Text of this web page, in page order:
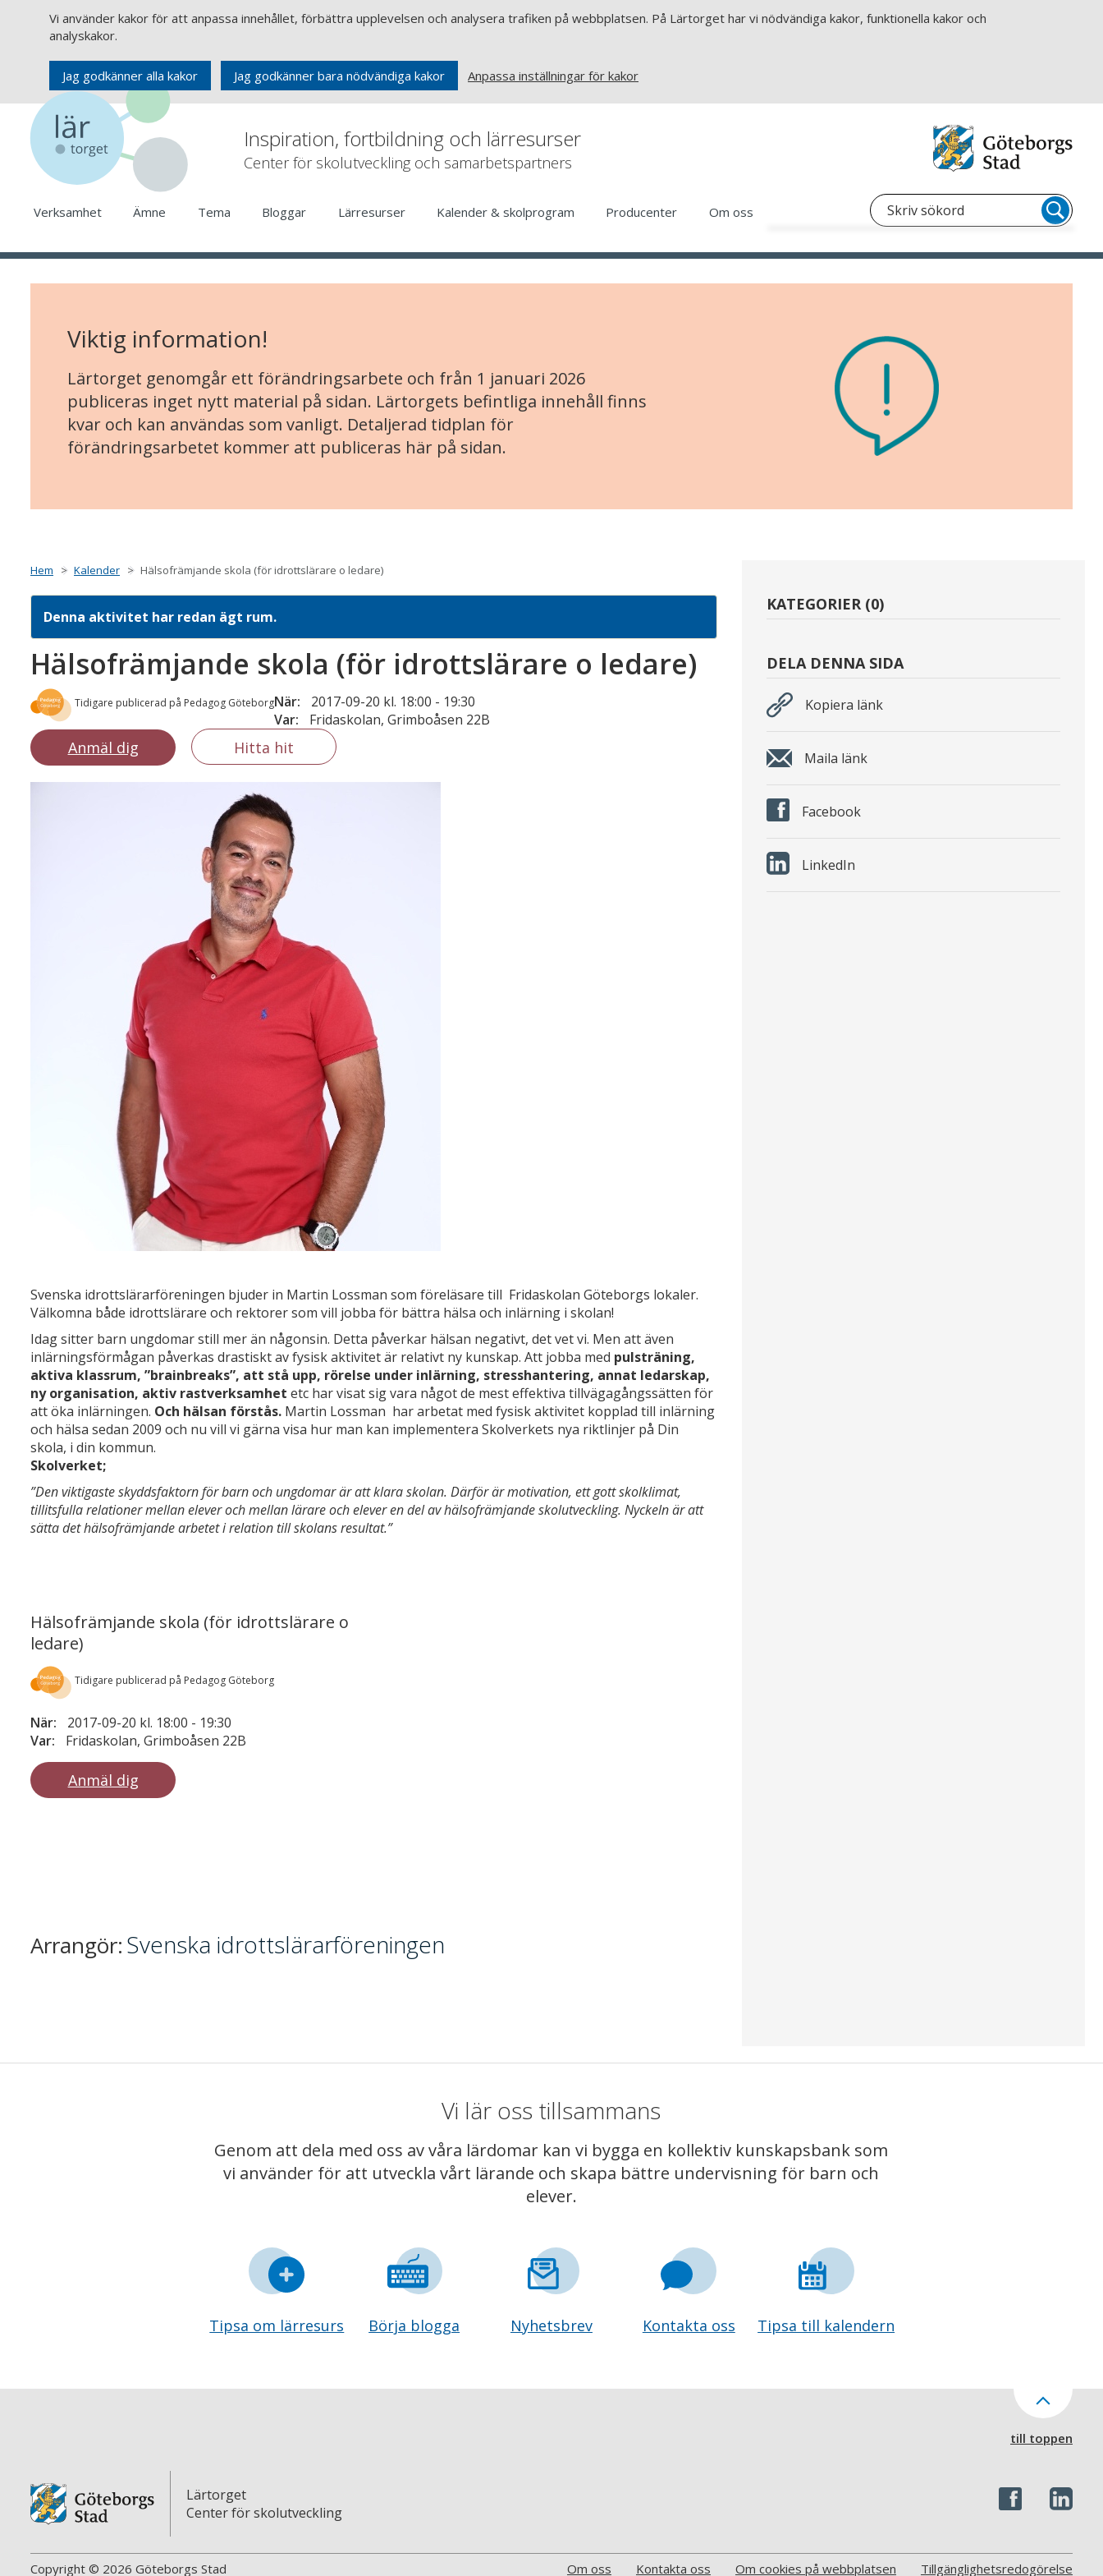
Vi använder kakor för att anpassa innehållet, förbättra upplevelsen och analysera trafiken på webbplatsen. På Lärtorget har vi nödvändiga kakor, funktionella kakor och
analyskakor.
Jag godkänner alla kakor Jag godkänner bara nödvändiga kakor Anpassa inställningar för kakor
Inspiration, fortbildning och lärresurser
Center för skolutveckling och samarbetspartners
Verksamhet Ämne Tema Bloggar Lärresurser Kalender & skolprogram Producenter Om oss
Viktig information!
Lärtorget genomgår ett förändringsarbete och från 1 januari 2026
publiceras inget nytt material på sidan. Lärtorgets befintliga innehåll finns
kvar och kan användas som vanligt. Detaljerad tidplan för
förändringsarbetet kommer att publiceras här på sidan.
Hem Kalender Hälsofrämjande skola (för idrottslärare o ledare)
Denna aktivitet har redan ägt rum.
Hälsofrämjande skola (för idrottslärare o ledare)
Tidigare publicerad på Pedagog GöteborgNär: 2017-09-20 kl. 18:00 - 19:30
Var:
Fridaskolan, Grimboåsen 22B
Anmäl dig Hitta hit
Svenska idrottslärarföreningen bjuder in Martin Lossman som föreläsare till Fridaskolan Göteborgs lokaler.
Välkomna både idrottslärare och rektorer som vill jobba för bättra hälsa och inlärning i skolan!
Idag sitter barn ungdomar still mer än någonsin. Detta påverkar hälsan negativt, det vet vi. Men att även
inlärningsförmågan påverkas drastiskt av fysisk aktivitet är relativt ny kunskap. Att jobba med pulsträning,
aktiva klassrum, ”brainbreaks”, att stå upp, rörelse under inlärning, stresshantering, annat ledarskap,
ny organisation, aktiv rastverksamhet etc har visat sig vara något de mest effektiva tillvägagångssätten för
att öka inlärningen. Och hälsan förstås. Martin Lossman har arbetat med fysisk aktivitet kopplad till inlärning
och hälsa sedan 2009 och nu vill vi gärna visa hur man kan implementera Skolverkets nya riktlinjer på Din
skola, i din kommun.
Skolverket;
”Den viktigaste skyddsfaktorn för barn och ungdomar är att klara skolan. Därför är motivation, ett gott skolklimat,
tillitsfulla relationer mellan elever och mellan lärare och elever en del av hälsofrämjande skolutveckling. Nyckeln är att
sätta det hälsofrämjande arbetet i relation till skolans resultat.”
Hälsofrämjande skola (för idrottslärare o
ledare)
Tidigare publicerad på Pedagog Göteborg
När: 2017-09-20 kl. 18:00 - 19:30
Var:
Fridaskolan, Grimboåsen 22B
Anmäl dig
Arrangör:Svenska idrottslärarföreningen
KATEGORIER (0)
DELA DENNA SIDA
Kopiera länk
Maila länk
Facebook
LinkedIn
Vi lär oss tillsammans
Genom att dela med oss av våra lärdomar kan vi bygga en kollektiv kunskapsbank som
vi använder för att utveckla vårt lärande och skapa bättre undervisning för barn och
elever.
Tipsa om lärresurs Börja blogga Nyhetsbrev Kontakta oss Tipsa till kalendern
till toppen
Lärtorget
Center för skolutveckling
Copyright © 2026 Göteborgs Stad Om oss Kontakta oss Om cookies på webbplatsen Tillgänglighetsredogörelse